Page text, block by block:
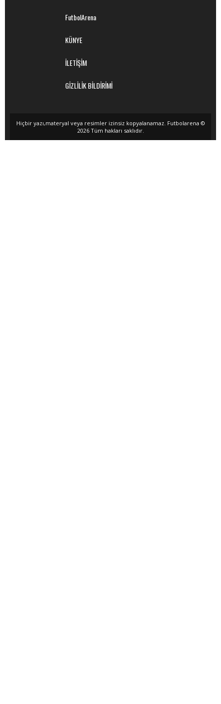
FutbolArena
KÜNYE
İLETİŞİM
GİZLİLİK BİLDİRİMİ
Hiçbir yazı,materyal veya resimler izinsiz kopyalanamaz. Futbolarena ©
2026 Tüm hakları saklıdır.